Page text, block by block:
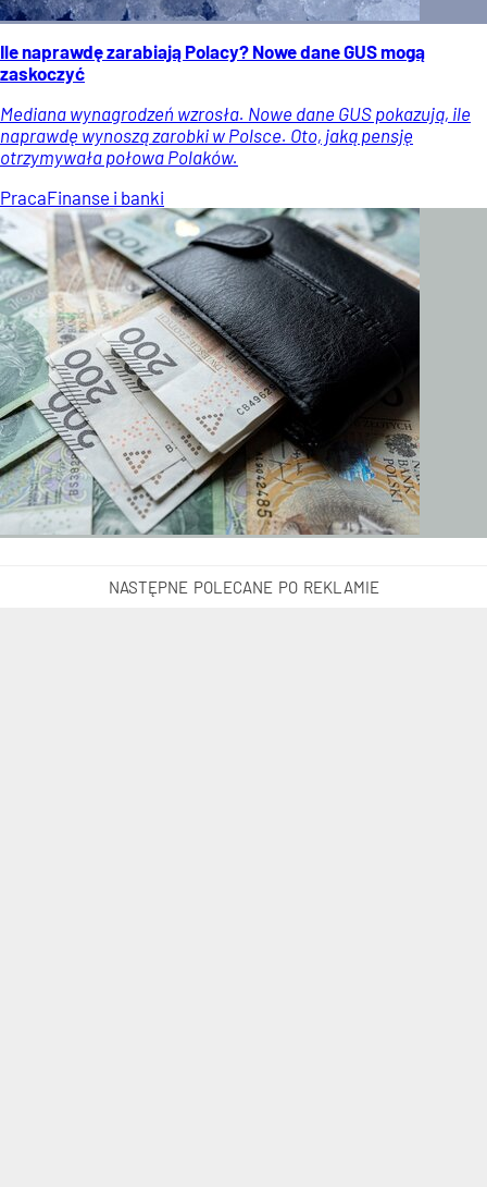
Ile naprawdę zarabiają Polacy? Nowe dane GUS mogą
zaskoczyć
Mediana wynagrodzeń wzrosła. Nowe dane GUS pokazują, ile
naprawdę wynoszą zarobki w Polsce. Oto, jaką pensję
otrzymywała połowa Polaków.
PracaFinanse i banki